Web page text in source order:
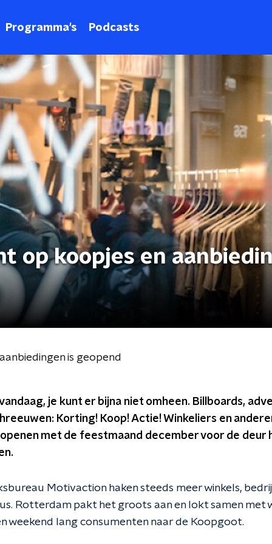
Programma's Podcasts
op koopjes en
is geopend
je kunt er bijna niet omheen. Billboards,
Korting! Koop! Actie! Winkeliers en
met de feestmaand december voor de deur
Motivaction haken steeds meer winkels,
Rotterdam pakt het groots aan en lokt samen met
weekend lang consumenten naar de Koopgoot.